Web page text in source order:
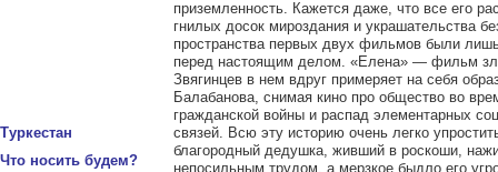
Туркестан
Что носить будем?
приземленность. Кажется даже, что все его
гнилых досок мироздания и украшательства
пространства первых двух фильмов были
перед настоящим делом. «Елена» — фильм
Звягинцев в нем вдруг примеряет на себя
Балабанова, снимая кино про общество во
гражданской войны и распад элементарных
связей. Всю эту историю очень легко
благородный дедушка, живший в роскоши,
непосильным трудом, а мерзкое быдло его